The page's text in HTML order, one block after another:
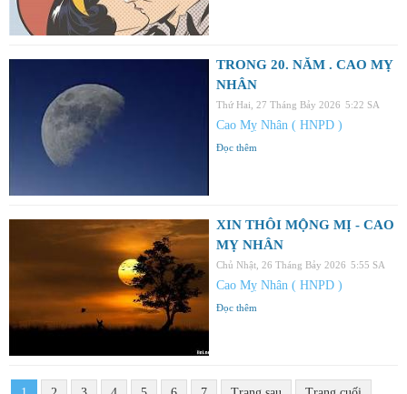
TRONG 20. NĂM . CAO MỴ
NHÂN
Thứ Hai, 27 Tháng Bảy 2026 5:22 SA
Cao Mỵ Nhân ( HNPD )
Đọc thêm
XIN THÔI MỘNG MỊ - CAO
MỴ NHÂN
Chủ Nhật, 26 Tháng Bảy 2026 5:55 SA
Cao Mỵ Nhân ( HNPD )
Đọc thêm